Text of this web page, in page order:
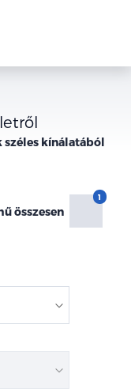
széles kínálatából
összesen